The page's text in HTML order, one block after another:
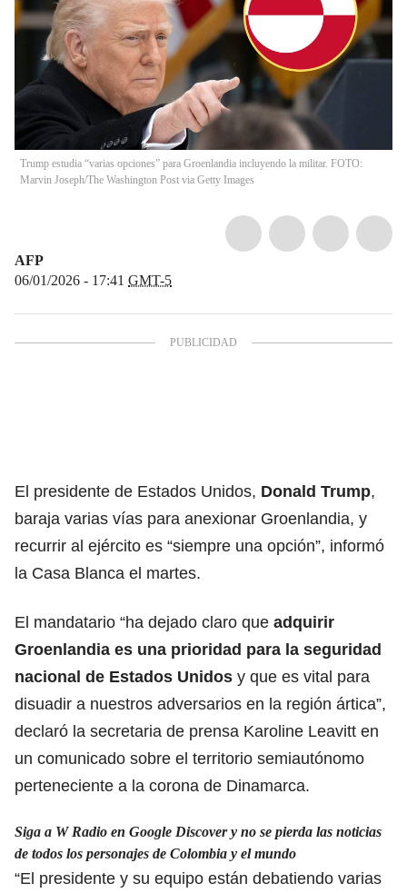
Trump estudia “varias opciones” para Groenlandia incluyendo la militar. FOTO:
Marvin Joseph/The Washington Post via Getty Images
AFP
06/01/2026 - 17:41 GMT-5
El presidente de Estados Unidos, Donald Trump,
baraja varias vías para anexionar Groenlandia, y
recurrir al ejército es “siempre una opción”, informó
la Casa Blanca el martes.
El mandatario “ha dejado claro que adquirir
Groenlandia es una prioridad para la seguridad
nacional de Estados Unidos y que es vital para
disuadir a nuestros adversarios en la región ártica”,
declaró la secretaria de prensa Karoline Leavitt en
un comunicado sobre el territorio semiautónomo
perteneciente a la corona de Dinamarca.
Siga a W Radio en Google Discover y no se pierda las noticias
de todos los personajes de Colombia y el mundo
“El presidente y su equipo están debatiendo varias